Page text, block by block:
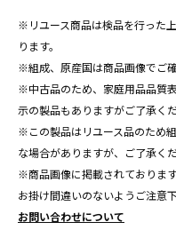
※リユース商品は検品を行った
ります。
※組成、原産国は商品画像でご確
※中古品のため、家庭用品品質
示の製品もありますがご了承く
※この製品はリユース品のため
な場合がありますが、ご了承くだ
※商品画像に掲載されておりま
お掛け間違いのないようご注意下
お問い合わせについて